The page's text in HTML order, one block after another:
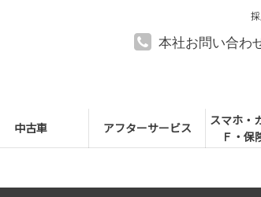
本社お問い合わ
中古車 アフターサービス
スマホ・
Ｆ・保